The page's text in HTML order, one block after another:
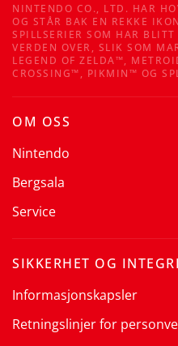
NINTENDO CO., LTD. HAR
OG STÅR BAK EN REKKE
SPILLSERIER SOM HAR
VERDEN OVER, SLIK SOM
LEGEND OF ZELDA™,
CROSSING™, PIKMIN™ OG
OM OSS
Nintendo
Bergsala
Service
SIKKERHET OG
Informasjonskapsler
Retningslinjer for